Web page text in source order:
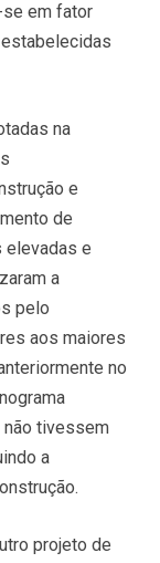
em fator
na
e
de
elevadas e
a
pelo
aos maiores
no
tivessem
a
projeto de